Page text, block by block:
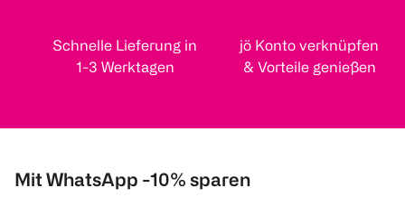
Schnelle Lieferung in
1-3 Werktagen
jö Konto verknüpfen
& Vorteile genießen
Mit WhatsApp -10% sparen